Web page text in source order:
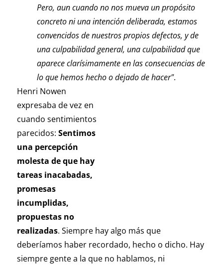
Pero, aun cuando no nos mueva un propósito
concreto ni una intención deliberada, estamos
convencidos de nuestros propios defectos, y de
una culpabilidad general, una culpabilidad que
aparece clarísimamente en las consecuencias de
lo que hemos hecho o dejado de hacer".
Henri Nowen
expresaba de vez en
cuando sentimientos
parecidos: Sentimos
una percepción
molesta de que hay
tareas inacabadas,
promesas
incumplidas,
propuestas no
realizadas. Siempre hay algo más que
deberíamos haber recordado, hecho o dicho. Hay
siempre gente a la que no hablamos, ni